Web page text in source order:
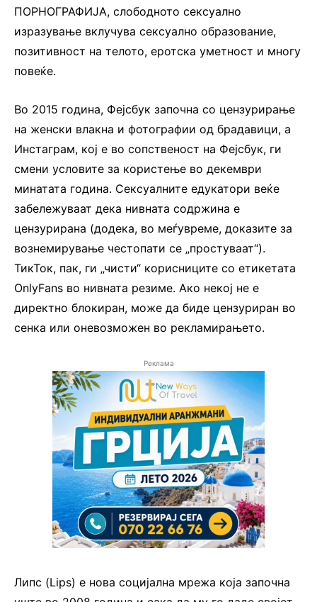
ПОРНОГРАФИЈА, слободното сексуално
изразување вклучува сексуално образование,
позитивност на телото, еротска уметност и многу
повеќе.
Во 2015 година, Фејсбук започна со цензурирање
на женски влакна и фотографии од брадавици, а
Инстаграм, кој е во сопственост на Фејсбук, ги
смени условите за користење во декември
минатата година. Сексуалните едукатори веќе
забележуваат дека нивната содржина е
цензурирана (додека, во меѓувреме, доказите за
вознемирување честопати се „простуваат“).
ТикТок, пак, ги „чисти“ корисниците со етикетата
OnlyFans во нивната резиме. Ако некој не е
директно блокиран, може да биде цензуриран во
сенка или оневозможен во рекламирањето.
Реклама
Липс (Lips) e нова социјална мрежа која започна